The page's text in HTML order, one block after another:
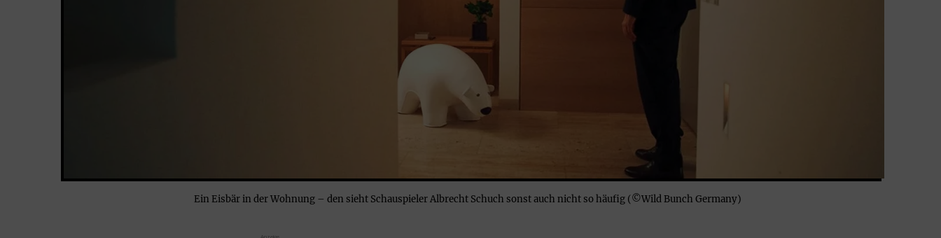
Ein Eisbär in der Wohnung – den sieht Schauspieler Albrecht Schuch sonst auch nicht so häufig (©Wild Bunch Germany)